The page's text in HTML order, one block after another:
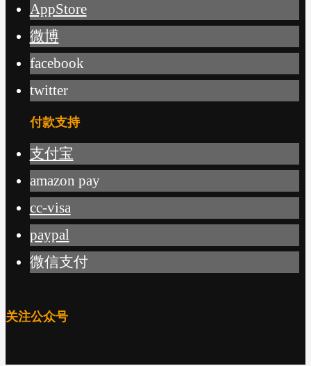
AppStore
微博
facebook
twitter
付款支持
支付宝
amazon pay
cc-visa
paypal
微信支付
关注公众号